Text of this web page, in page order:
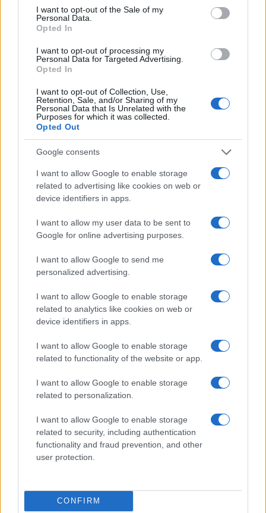
consent section.
I want to opt-out of the Sale of my
Personal Data.
Opted In
I want to opt-out of processing my
Personal Data for Targeted Advertising.
Opted In
I want to opt-out of Collection, Use,
Retention, Sale, and/or Sharing of my
Personal Data that Is Unrelated with the
Purposes for which it was collected.
Opted Out
Google consents
I want to allow Google to enable storage
related to advertising like cookies on web or
device identifiers in apps.
I want to allow my user data to be sent to
Google for online advertising purposes.
I want to allow Google to send me
personalized advertising.
I want to allow Google to enable storage
related to analytics like cookies on web or
device identifiers in apps.
I want to allow Google to enable storage
related to functionality of the website or app.
I want to allow Google to enable storage
related to personalization.
I want to allow Google to enable storage
related to security, including authentication
functionality and fraud prevention, and other
user protection.
CONFIRM
Continua a leggere
FUTURE
Disarmo di Hamas e ritiro da Gaza: le tensioni tra
Israele e Trump
FUTURE